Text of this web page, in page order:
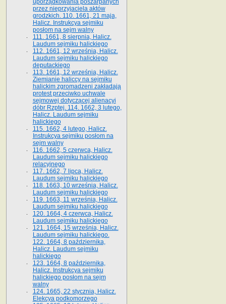
uporządkowania poszarpanych
przez nieprzyjaciela aktów
grodzkich. 110. 1661, 21 maja,
Halicz. Instrukcya sejmiku
posłom na sejm walny
111. 1661, 8 sierpnia, Halicz.
Laudum sejmiku halickiego
112. 1661, 12 września, Halicz.
Laudum sejmiku halickiego
deputackiego
113. 1661, 12 września, Halicz.
Ziemianie haliccy na sejmiku
halickim zgromadzeni zakładają
protest przeciwko uchwale
sejmowej dotyczącej alienacyi
dóbr Rzptej. 114. 1662, 3 lutego,
Halicz. Laudum sejmiku
halickiego
115. 1662, 4 lutego, Halicz.
Instrukcya sejmiku posłom na
sejm walny
116. 1662, 5 czerwca, Halicz.
Laudum sejmiku halickiego
relacyjnego
117. 1662, 7 lipca, Halicz.
Laudum sejmiku halickiego
118. 1663, 10 września, Halicz.
Laudum sejmiku halickiego
119. 1663, 11 września, Halicz.
Laudum sejmiku halickiego
120. 1664, 4 czerwca, Halicz.
Laudum sejmiku halickiego
121. 1664, 15 września, Halicz.
Laudum sejmiku halickiego.
122. 1664, 8 października,
Halicz. Laudum sejmiku
halickiego
123. 1664, 8 października,
Halicz. Instrukcya sejmiku
halickiego posłom na sejm
walny
124. 1665, 22 stycznia, Halicz.
Elekcya podkomorzego